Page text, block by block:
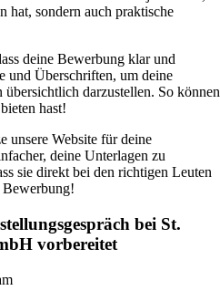
hat, sondern auch praktische
deine Bewerbung klar und
und Überschriften, um deine
darzustellen. So können
hast!
unsere Website für deine
deine Unterlagen zu
sie direkt bei den richtigen Leuten
Bewerbung!
bei St.
vorbereitet